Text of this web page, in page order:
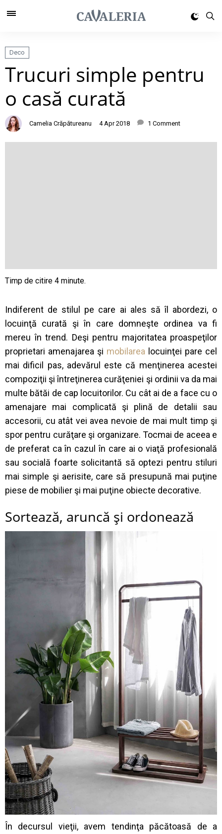
Deco
Trucuri simple pentru
o casă curată
Camelia Crăpătureanu 4 Apr 2018 1 Comment
Indiferent de stilul pe care ai ales să îl abordezi, o
locuinţă curată şi în care domneşte ordinea va fi
mereu în trend. Deşi pentru majoritatea proaspeţilor
proprietari amenajarea şi mobilarea locuinţei pare cel
mai dificil pas, adevărul este că menţinerea acestei
compoziţii şi întreţinerea curăţeniei şi ordinii va da mai
multe bătăi de cap locuitorilor. Cu cât ai de a face cu o
amenajare mai complicată şi plină de detalii sau
accesorii, cu atât vei avea nevoie de mai mult timp şi
spor pentru curăţare şi organizare. Tocmai de aceea e
de preferat ca în cazul în care ai o viaţă profesională
sau socială foarte solicitantă să optezi pentru stiluri
mai simple şi aerisite, care să presupună mai puţine
piese de mobilier şi mai puţine obiecte decorative.
Sortează, aruncă şi ordonează
În decursul vieţii, avem tendinţa păcătoasă de a